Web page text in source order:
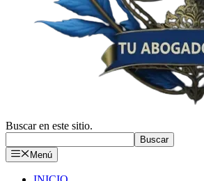
Buscar en este sitio.
Buscar
Menú